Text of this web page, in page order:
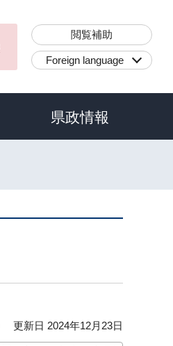
閲覧補助
Foreign language
県政情報
更新日 2024年12月23日